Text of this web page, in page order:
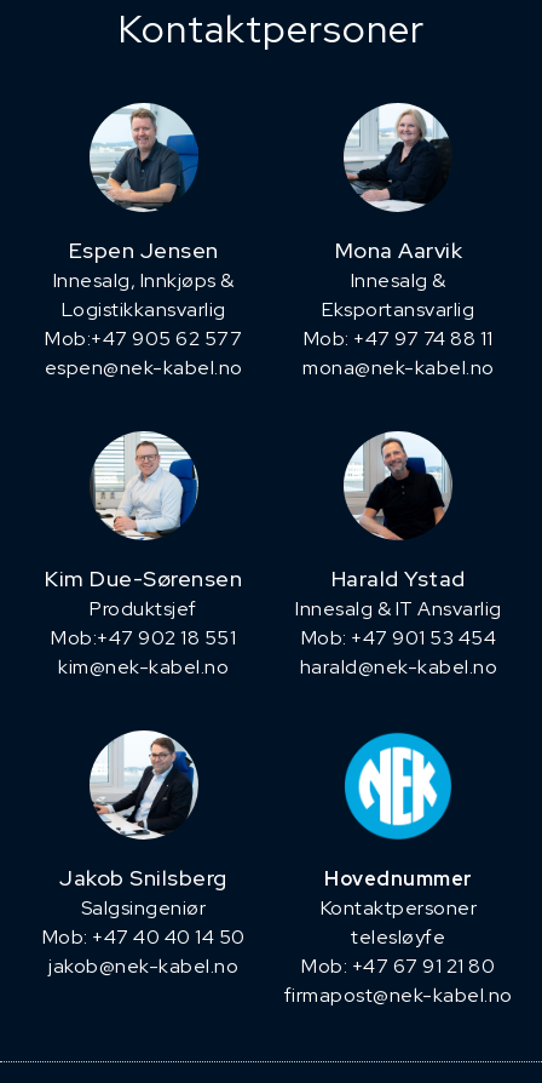
Kontaktpersoner
Espen Jensen
Innesalg, ​Innkjøps &
Logistikkansvarlig
Mob:+47 905 62 577
espen@nek-kabel.no
Mona Aarvik
Innesalg &
Eksportansvarlig
Mob: +47 97 74 88 11
mona@nek-kabel.no
Kim Due-Sørensen
Produktsjef
​Mob:+47 902 18 551
kim@nek-kabel.no
Harald Ystad
Innesalg & IT Ansvarlig
Mob: +47 901 53 454
harald@nek-kabel.no
Jakob Snilsberg
​Salgsingeniør
Mob: +47 40 40 14 50
jakob@nek-kabel.no
Hovednummer
Kontaktpersoner
telesløyfe
Mob: +47 67 91 21 80
firmapost@nek-kabel.no